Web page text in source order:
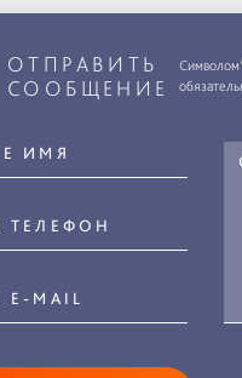
ОТПРАВИТЬ
СООБЩЕНИЕ